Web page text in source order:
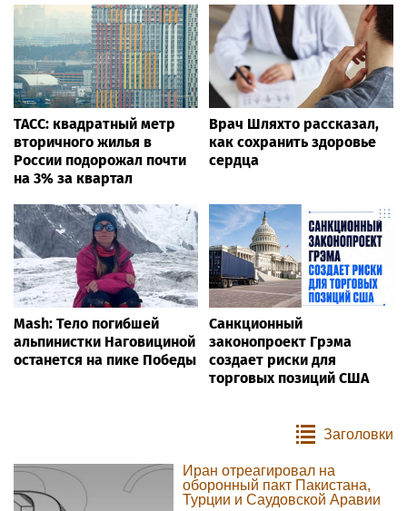
ТАСС: квадратный метр
вторичного жилья в
России подорожал почти
на 3% за квартал
Врач Шляхто рассказал,
как сохранить здоровье
сердца
Mash: Тело погибшей
альпинистки Наговициной
останется на пике Победы
Санкционный
законопроект Грэма
создает риски для
торговых позиций США
Заголовки
Иран отреагировал на
оборонный пакт Пакистана,
Турции и Саудовской Аравии